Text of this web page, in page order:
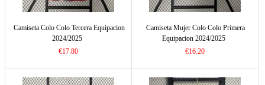
Camiseta Colo Colo Tercera Equipacion
2024/2025
€17.80
Camiseta Mujer Colo Colo Primera
Equipacion 2024/2025
€16.20